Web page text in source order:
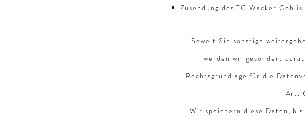
Zusendung des TC Wacker
Soweit Sie sonstige
werden wir gesondert
Rechtsgrundlage für die
Art.
Wir speichern diese Daten,